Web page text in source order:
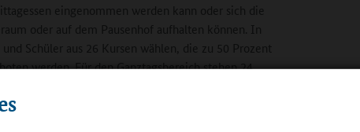
eingenommen werden kann oder sich die
oder auf dem Pausenhof aufhalten können. In
Schüler aus 26 Kursen wählen, die zu 50 Prozent
werden. Für den Ganztagsbereich stehen 24
wie Rambke erklärt.